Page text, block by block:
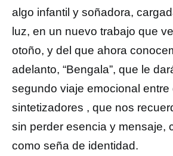
algo infantil y soñadora,
luz, en un nuevo trabajo que
otoño, y del que ahora
adelanto, “Bengala”, que le
segundo viaje emocional entre
sintetizadores , que nos
sin perder esencia y mensaje,
como seña de identidad.